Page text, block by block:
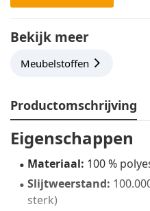
Bekijk meer
Meubelstoffen
Productomschrijving
Eigenschappen
Materiaal: 100 %
Slijtweerstand:
sterk)